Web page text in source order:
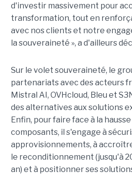
d'investir massivement pour
transformation, tout en
avec nos clients et notre
la souveraineté », a d'ailleurs
Sur le volet souveraineté, le
partenariats avec des acteurs
Mistral AI, OVHcloud, Bleu et
des alternatives aux solutions
Enfin, pour faire face à la
composants, il s'engage à
approvisionnements, à
le reconditionnement (jusqu'à
an) et à positionner ses